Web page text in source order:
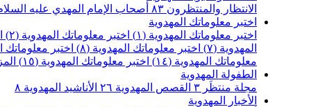
الانتظار والمنتظرون ٨٣ أصحاب الإمام المهدي عليه
اختبر معلوماتك المهدوية
اختبر معلوماتك المهدوية (١)
اختبر معلوماتك المهدوية (٢)
المهدوية (٧)
اختبر معلوماتك المهدوية (٨) اختبر معلوماتك
معلوماتك المهدوية (١٤)
اختبر معلوماتك المهدوية (١٥)
الطفولة المهدوية
مجلة منتظَر ٣ القصص المهدوية ٢٦ الأناشيد المهدوية ٨
الأخبار المهدوية